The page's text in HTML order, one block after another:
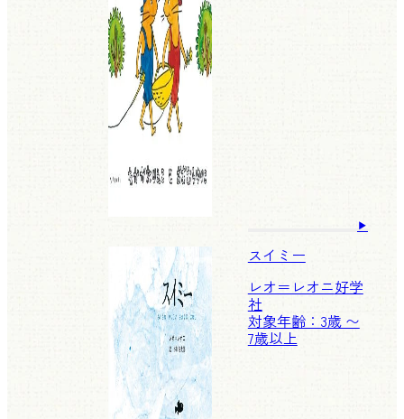
スイミー
レオ＝レオニ好学
社
対象年齢：3歳 〜
7歳以上